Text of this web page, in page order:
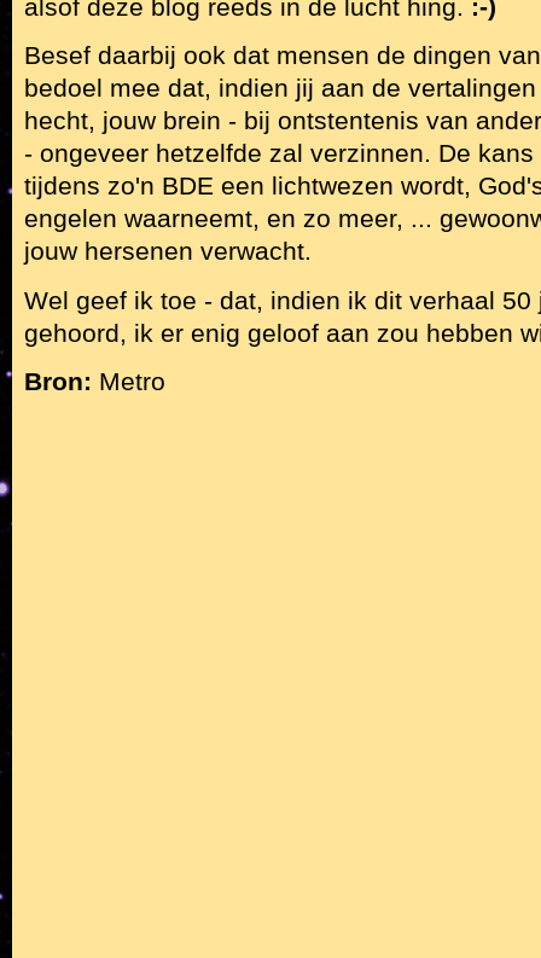
alsof deze blog reeds in de lucht hing. :-)
Besef daarbij ook dat mensen de dingen
bedoel mee dat, indien jij aan de
hecht, jouw brein - bij ontstentenis van
- ongeveer hetzelfde zal verzinnen. De
tijdens zo'n BDE een lichtwezen wordt,
engelen waarneemt, en zo meer, ...
jouw hersenen verwacht.
Wel geef ik toe - dat, indien ik dit verhaal 50
gehoord, ik er enig geloof aan zou hebben
Bron: Metro